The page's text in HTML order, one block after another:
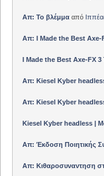
Απ: Το βλέμμα από
Απ: I Made the Best Axe-
I Made the Best Axe-FX 3
Απ: Kiesel Kyber
Απ: Kiesel Kyber
Kiesel Kyber headless |
Απ: Έκδοση Ποιητικής
Απ: Κιθαροσυναντηση